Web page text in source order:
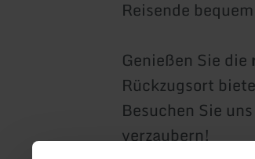
Reisende
Genießen Sie die
Rückzugsort
Besuchen Sie
verzaubern!